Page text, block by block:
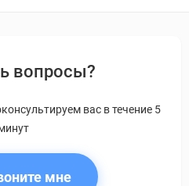
вопросы?
вас в течение 5
мне